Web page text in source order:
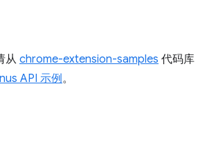
从 chrome-extension-samples 代码库
API 示例。